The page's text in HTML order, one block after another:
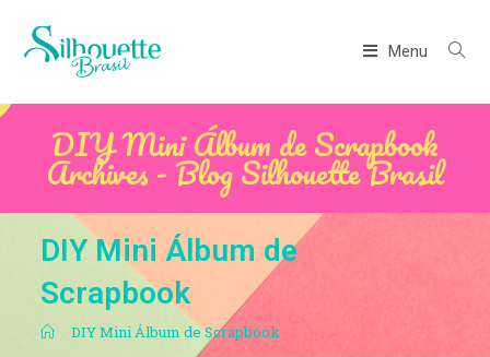
Menu
DIY Mini Álbum de Scrapbook
Archives - Blog Silhouette Brasil
DIY Mini Álbum de
Scrapbook
. DIY Mini Álbum de Scrapbook